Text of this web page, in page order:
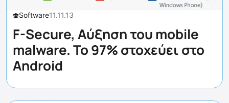
Software11.11.13
F-Secure, Αύξηση του mobile
malware. Το 97% στοχεύει στο
Android